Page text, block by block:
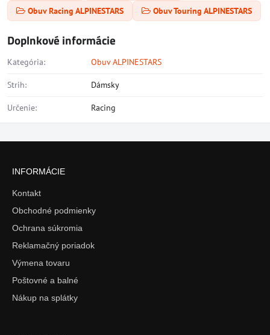
Obuv Racing ALPINESTARS
Obuv Touring ALPINESTARS
Doplnkové informácie
Kategória: Obuv ALPINESTARS
Strih: Dámsky
Určenie: Racing
INFORMÁCIE
Kontakt
Obchodné podmienky
Ochrana súkromia
Reklamačný poriadok
Výmena tovaru
Poštovné a balné
Nákup na splátky